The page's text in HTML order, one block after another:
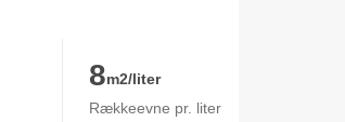
8m2/liter
Rækkeevne pr. liter